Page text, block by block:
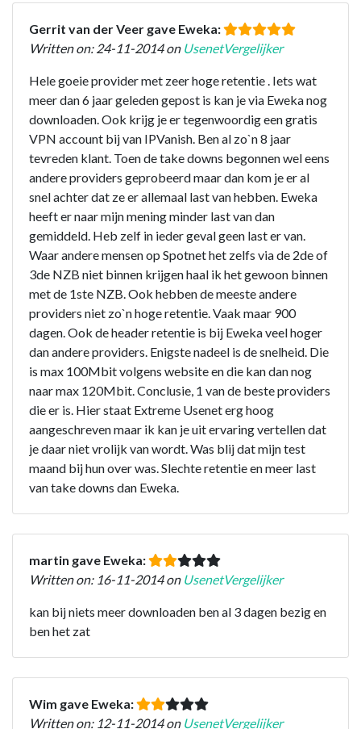
Gerrit van der Veer gave Eweka:
Written on: 24-11-2014 on UsenetVergelijker
Hele goeie provider met zeer hoge retentie . Iets wat
meer dan 6 jaar geleden gepost is kan je via Eweka nog
downloaden. Ook krijg je er tegenwoordig een gratis
VPN account bij van IPVanish. Ben al zo`n 8 jaar
tevreden klant. Toen de take downs begonnen wel eens
andere providers geprobeerd maar dan kom je er al
snel achter dat ze er allemaal last van hebben. Eweka
heeft er naar mijn mening minder last van dan
gemiddeld. Heb zelf in ieder geval geen last er van.
Waar andere mensen op Spotnet het zelfs via de 2de of
3de NZB niet binnen krijgen haal ik het gewoon binnen
met de 1ste NZB. Ook hebben de meeste andere
providers niet zo`n hoge retentie. Vaak maar 900
dagen. Ook de header retentie is bij Eweka veel hoger
dan andere providers. Enigste nadeel is de snelheid. Die
is max 100Mbit volgens website en die kan dan nog
naar max 120Mbit. Conclusie, 1 van de beste providers
die er is. Hier staat Extreme Usenet erg hoog
aangeschreven maar ik kan je uit ervaring vertellen dat
je daar niet vrolijk van wordt. Was blij dat mijn test
maand bij hun over was. Slechte retentie en meer last
van take downs dan Eweka.
martin gave Eweka:
Written on: 16-11-2014 on UsenetVergelijker
kan bij niets meer downloaden ben al 3 dagen bezig en
ben het zat
Wim gave Eweka:
Written on: 12-11-2014 on UsenetVergelijker